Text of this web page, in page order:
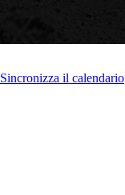
Sincronizza il calendario